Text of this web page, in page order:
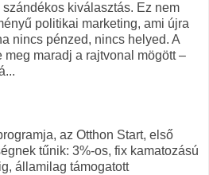
kiválasztás. Ez nem
politikai marketing, ami újra
nincs pénzed, nincs helyed. A
maradj a rajtvonal mögött –
az Otthon Start, első
tűnik: 3%-os, fix kamatozású
államilag támogatott